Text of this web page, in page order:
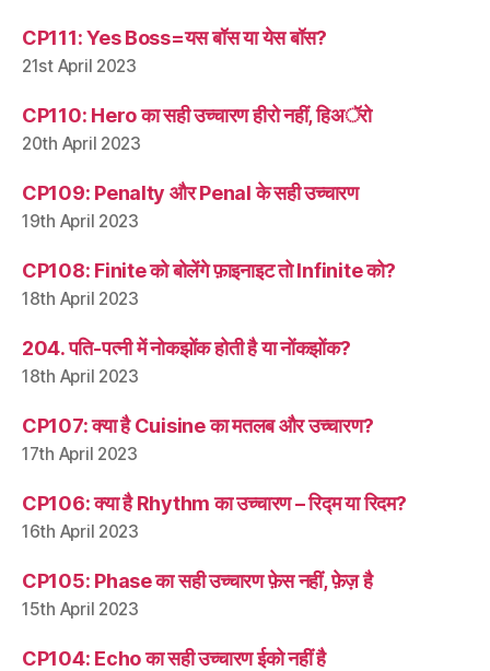
CP111: Yes Boss=यस बॉस या येस बॉस?
21st April 2023
CP110: Hero का सही उच्चारण हीरो नहीं, हिअॅरो
20th April 2023
CP109: Penalty और Penal के सही उच्चारण
19th April 2023
CP108: Finite को बोलेंगे फ़ाइनाइट तो Infinite को?
18th April 2023
204. पति-पत्नी में नोकझोंक होती है या नोंकझोंक?
18th April 2023
CP107: क्या है Cuisine का मतलब और उच्चारण?
17th April 2023
CP106: क्या है Rhythm का उच्चारण – रिद्म या रिदम?
16th April 2023
CP105: Phase का सही उच्चारण फ़ेस नहीं, फ़ेज़ है
15th April 2023
CP104: Echo का सही उच्चारण ईको नहीं है